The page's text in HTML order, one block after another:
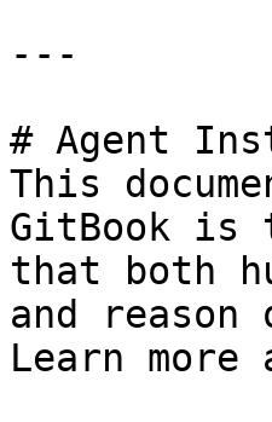
---
# Agent
This
GitBook is
that both
and
Learn